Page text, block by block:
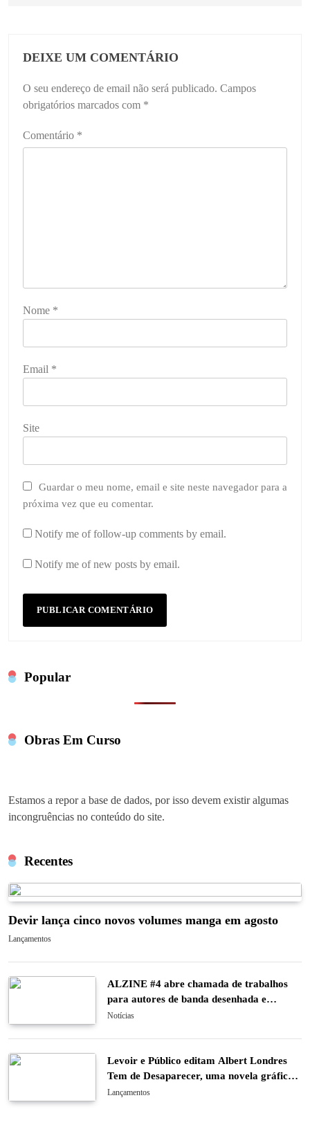
DEIXE UM COMENTÁRIO
O seu endereço de email não será publicado. Campos
obrigatórios marcados com *
Comentário *
Nome *
Email *
Site
Guardar o meu nome, email e site neste navegador para a
próxima vez que eu comentar.
Notify me of follow-up comments by email.
Notify me of new posts by email.
Popular
Obras Em Curso
Estamos a repor a base de dados, por isso devem existir algumas
incongruências no conteúdo do site.
Recentes
Devir lança cinco novos volumes manga em agosto
Lançamentos
ALZINE #4 abre chamada de trabalhos
para autores de banda desenhada e
ilustração
Notícias
Levoir e Público editam Albert Londres
Tem de Desaparecer, uma novela gráfica
sobre o último caso do pioneiro do
Lançamentos